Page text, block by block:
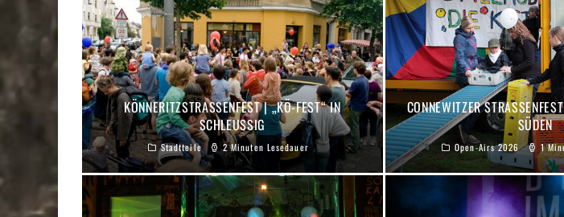
KÖNNERITZSTRASSENFEST | „KÖ-FEST“ IN S
CHLEUSSIG
Stadtteile 2 Minuten Lesedauer
CONNEWITZER
ÜDEN
Open-Airs 2026 1